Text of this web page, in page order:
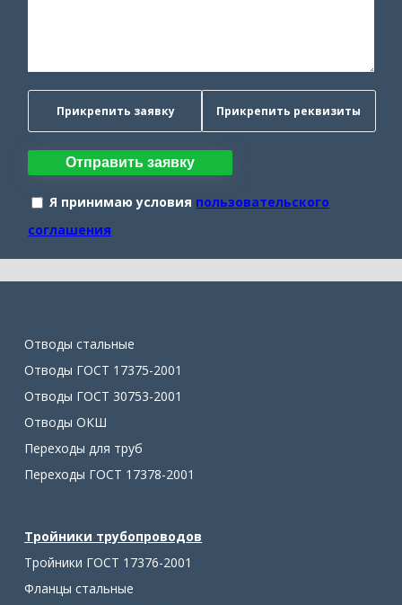
Прикрепить заявку Прикрепить реквизиты
Отправить заявку
Я принимаю условия пользовательского
соглашения
Отводы стальные
Отводы ГОСТ 17375-2001
Отводы ГОСТ 30753-2001
Отводы ОКШ
Переходы для труб
Переходы ГОСТ 17378-2001
Тройники трубопроводов
Тройники ГОСТ 17376-2001
Фланцы стальные